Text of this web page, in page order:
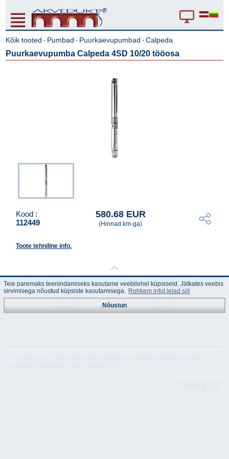
Kõik tooted - Pumbad - Puurkaevupumbad -Calpeda
Puurkaevupumba Calpeda 4SD 10/20 tööosa
Kood :
112449
580.68 EUR
(Hinnad km-ga)
Toote tehniline info.
Teie paremaks teenindamiseks kasutame veebilehel küpsiseid. Jätkates veebis
sirvimisega nõustud küpsiste kasutamisega. Rohkem infot leiad siit
Nõustun